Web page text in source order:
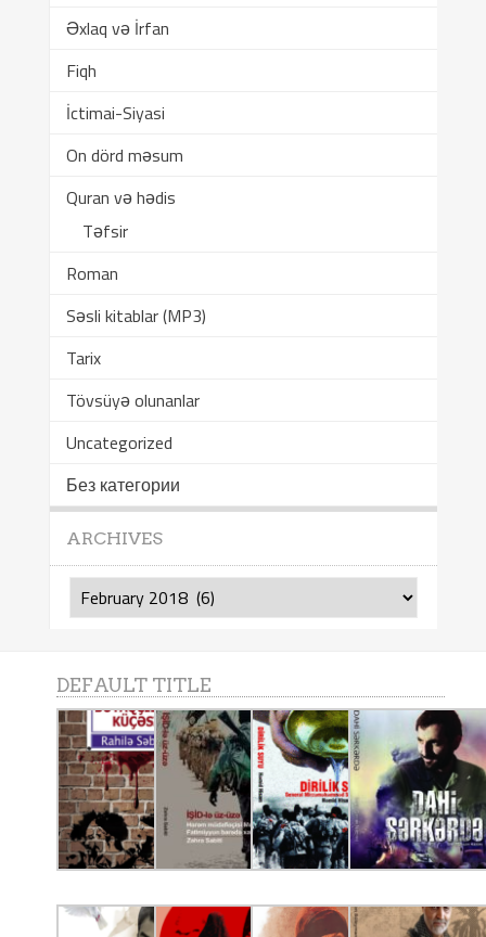
Əxlaq və İrfan
Fiqh
İctimai-Siyasi
On dörd məsum
Quran və hədis
Təfsir
Roman
Səsli kitablar (MP3)
Tarix
Tövsüyə olunanlar
Uncategorized
Без категории
ARCHIVES
Archives
DEFAULT TITLE